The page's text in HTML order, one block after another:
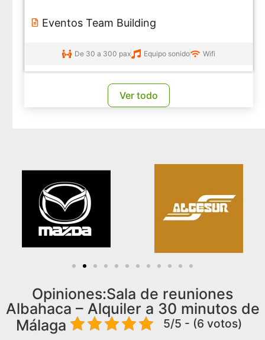
Eventos Team Building
De 30 a 300 pax Equipo sonido Wifi
Ver todo
Opiniones:Sala de reuniones
Albahaca – Alquiler a 30 minutos de
Málaga
5/5 - (6 votos)